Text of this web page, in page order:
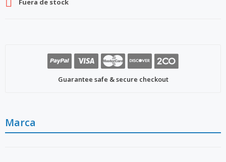
Fuera de stock
Guarantee safe & secure checkout
Marca